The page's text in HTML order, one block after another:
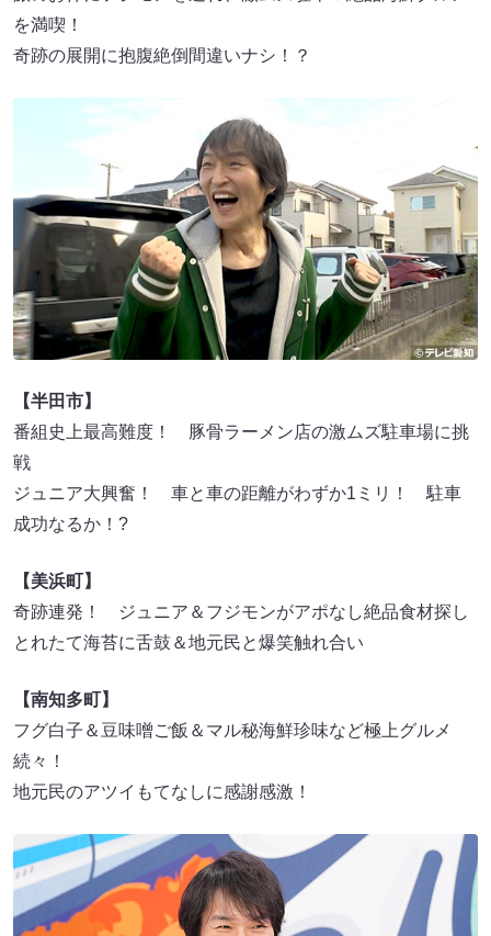
を満喫！
奇跡の展開に抱腹絶倒間違いナシ！？
【半田市】
番組史上最高難度！ 豚骨ラーメン店の激ムズ駐車場に挑
戦
ジュニア大興奮！ 車と車の距離がわずか1ミリ！ 駐車
成功なるか！?
【美浜町】
奇跡連発！ ジュニア＆フジモンがアポなし絶品食材探し
とれたて海苔に舌鼓＆地元民と爆笑触れ合い
【南知多町】
フグ白子＆豆味噌ご飯＆マル秘海鮮珍味など極上グルメ
続々！
地元民のアツイもてなしに感謝感激！